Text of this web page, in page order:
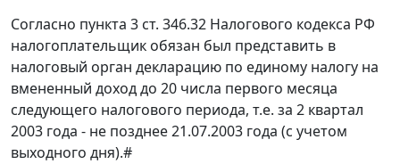
Согласно пункта 3 ст. 346.32 Налогового кодекса РФ
налогоплательщик обязан был представить в
налоговый орган декларацию по единому налогу на
вмененный доход до 20 числа первого месяца
следующего налогового периода, т.е. за 2 квартал
2003 года - не позднее 21.07.2003 года (с учетом
выходного дня).#